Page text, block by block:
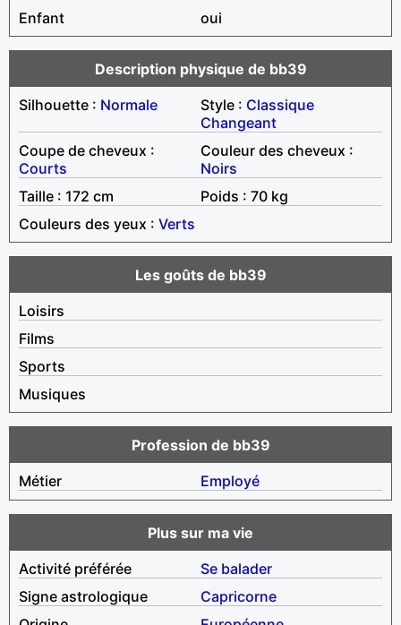
Enfant
oui
Description physique de bb39
Silhouette : Normale Style : Classique
Changeant
Coupe de cheveux :
Courts
Couleur des cheveux :
Noirs
Taille : 172 cm
Poids : 70 kg
Couleurs des yeux : Verts
Les goûts de bb39
Loisirs
Films
Sports
Musiques
Profession de bb39
Métier
Employé
Plus sur ma vie
Activité préférée
Se balader
Signe astrologique
Capricorne